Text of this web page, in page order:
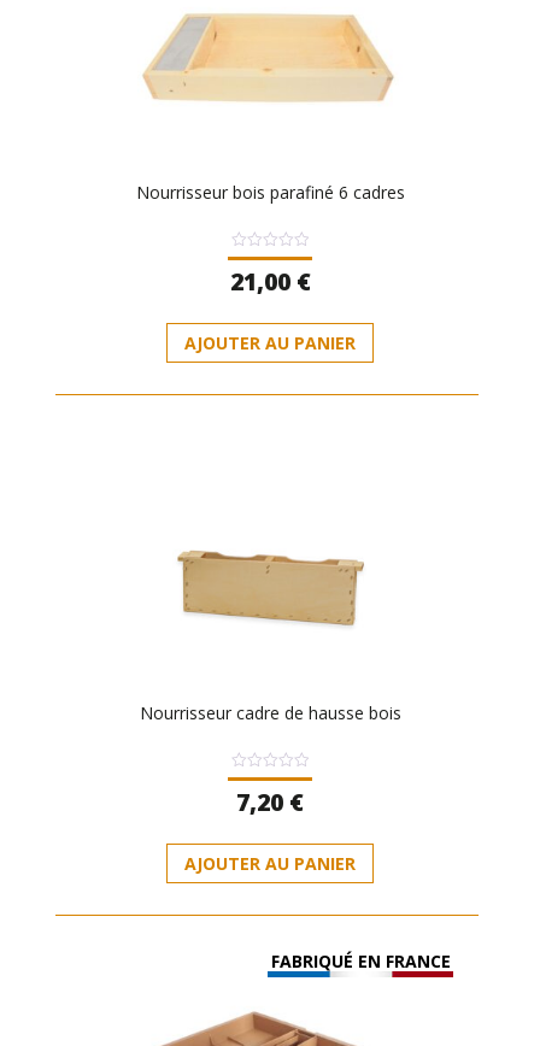
Nourrisseur bois parafiné 6 cadres
Note
0
sur
21,00 €
AJOUTER AU PANIER
Nourrisseur cadre de hausse bois
Note
0
sur
7,20 €
AJOUTER AU PANIER
FABRIQUÉ EN FRANCE